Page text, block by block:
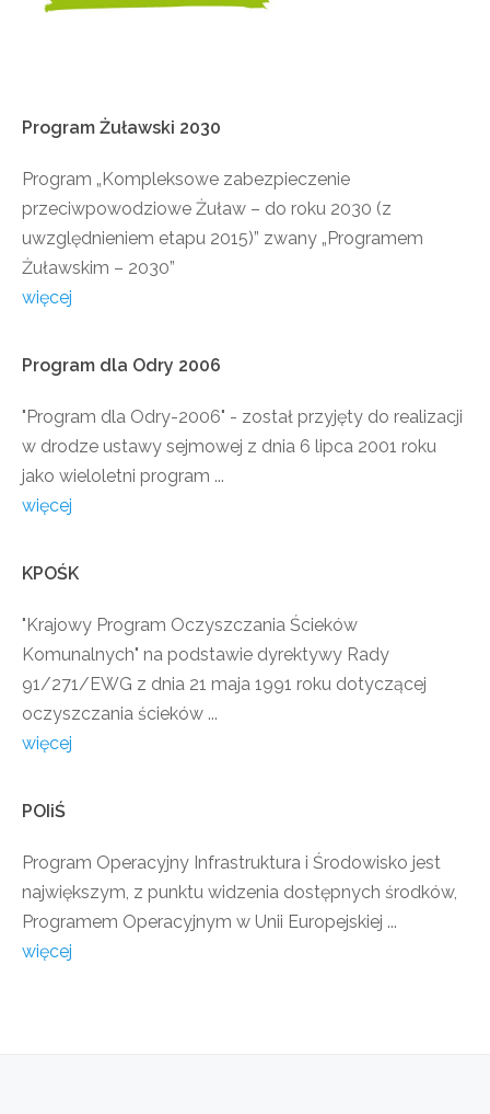
Program Żuławski 2030
Program „Kompleksowe zabezpieczenie
przeciwpowodziowe Żuław – do roku 2030 (z
uwzględnieniem etapu 2015)” zwany „Programem
Żuławskim – 2030”
więcej
Program dla Odry 2006
"Program dla Odry-2006" - został przyjęty do realizacji
w drodze ustawy sejmowej z dnia 6 lipca 2001 roku
jako wieloletni program ...
więcej
KPOŚK
"Krajowy Program Oczyszczania Ścieków
Komunalnych" na podstawie dyrektywy Rady
91/271/EWG z dnia 21 maja 1991 roku dotyczącej
oczyszczania ścieków ...
więcej
POIiŚ
Program Operacyjny Infrastruktura i Środowisko jest
największym, z punktu widzenia dostępnych środków,
Programem Operacyjnym w Unii Europejskiej ...
więcej